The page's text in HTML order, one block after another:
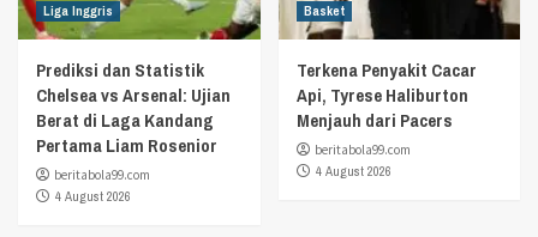
Liga Inggris
Prediksi dan Statistik
Chelsea vs Arsenal: Ujian
Berat di Laga Kandang
Pertama Liam Rosenior
beritabola99.com
4 August 2026
Basket
Terkena Penyakit Cacar
Api, Tyrese Haliburton
Menjauh dari Pacers
beritabola99.com
4 August 2026